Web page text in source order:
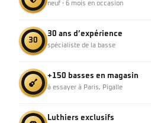
neuf · 6 mois en occasion
30
30 ans d’expérience
spécialiste de la basse
+150 basses en magasin
à essayer à Paris, Pigalle
Luthiers exclusifs